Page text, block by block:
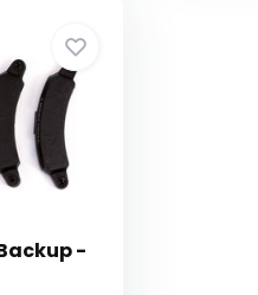
-